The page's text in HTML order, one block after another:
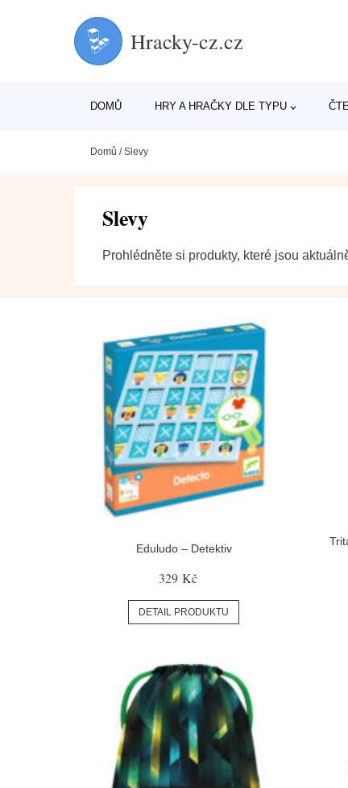
Hracky-cz.cz
DOMŮ HRY A HRAČKY DLE TYPU
Domů /Slevy
Slevy
Prohlédněte si produkty, které jsou
Eduludo – Detektiv
329 Kč
DETAIL PRODUKTU